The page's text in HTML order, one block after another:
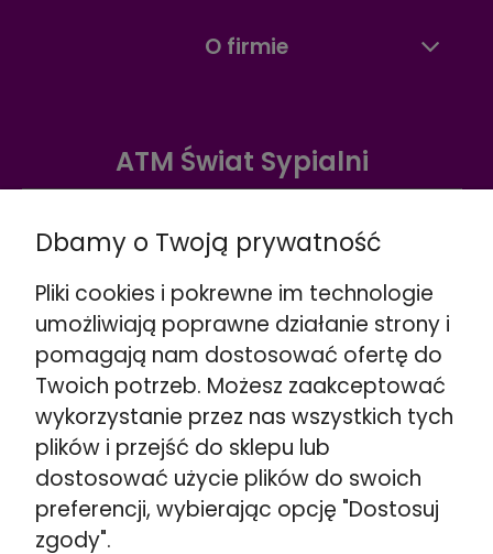
O firmie
ATM Świat Sypialni
☎️+48 888 732 669
Wskazówki dojazdu >>
Warszawa ul. Puławska 280
☎️+48 662 901 048
Wskazówki dojazdu >>
Stojadła ul. Warszawska 79
obok Mińsk Mazowiecki
☎️+48 692 098 851
Wskazówki dojazdu >>
Kozerki ul. Generała G. Orlicz-Dreszera 29a
Dbamy o Twoją prywatność
Pliki cookies i pokrewne im technologie
umożliwiają poprawne działanie strony i
pomagają nam dostosować ofertę do
Twoich potrzeb. Możesz zaakceptować
wykorzystanie przez nas wszystkich tych
plików i przejść do sklepu lub
dostosować użycie plików do swoich
preferencji, wybierając opcję "Dostosuj
zgody".